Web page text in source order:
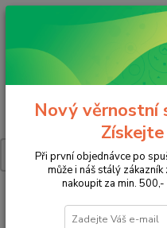
Menu
Nový věrnostní
Při první objednávce po
může i náš stálý
nakoupit za min.